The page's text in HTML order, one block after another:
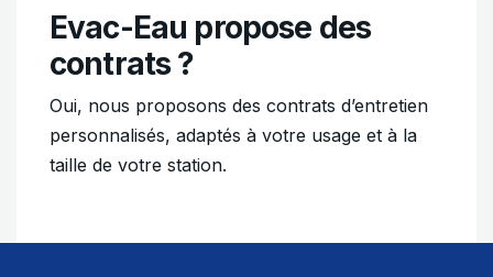
Evac-Eau propose des
contrats ?
Oui, nous proposons des contrats d’entretien
personnalisés, adaptés à votre usage et à la
taille de votre station.